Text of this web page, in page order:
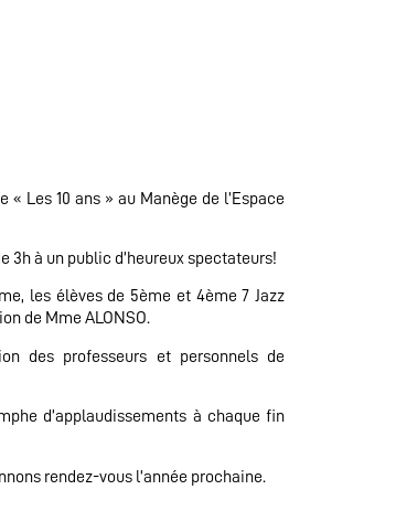
Les 10 ans » au Manège de l’Espace
3h à un public d’heureux spectateurs!
les élèves de 5ème et 4ème 7 Jazz
de Mme ALONSO.
des professeurs et personnels de
d’applaudissements à chaque fin
rendez-vous l’année prochaine.